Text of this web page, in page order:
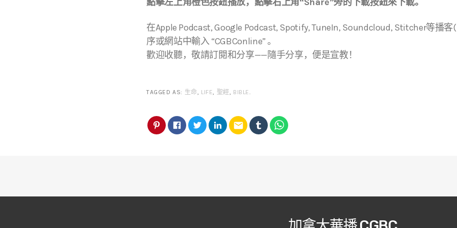
在Apple Podcast, Google Podcast, Spotify, TuneIn, Soundcloud, Stitcher等播
序或網站中輸入 “CGBConline” 。
歡迎收聽，敬請訂閱和分享——隨手分享，便是宣教！
TAGGED AS: 生命, LIFE, 聖經, BIBLE.
email